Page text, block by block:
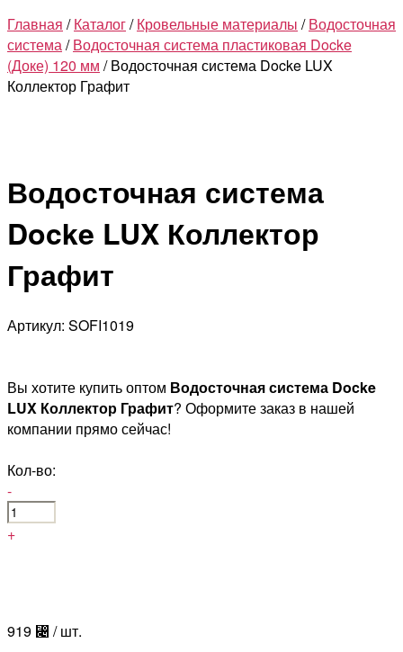
Главная /Каталог/Кровельные материалы /Водосточная
система/Водосточная система пластиковая Docke
(Доке) 120 мм / Водосточная система Docke LUX
Коллектор Графит
Водосточная система
Docke LUX Коллектор
Графит
Артикул: SOFI1019
Вы хотите купить оптом Водосточная система Docke
LUX Коллектор Графит? Оформите заказ в нашей
компании прямо сейчас!
Кол-во:
-
+
919 ⃄ / шт.